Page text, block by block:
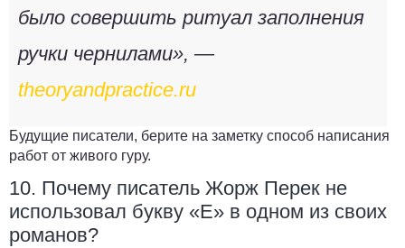
было совершить ритуал заполнения
ручки чернилами», —
theoryandpractice.ru
Будущие писатели, берите на заметку способ написания
работ от живого гуру.
10. Почему писатель Жорж Перек не
использовал букву «E» в одном из своих
романов?